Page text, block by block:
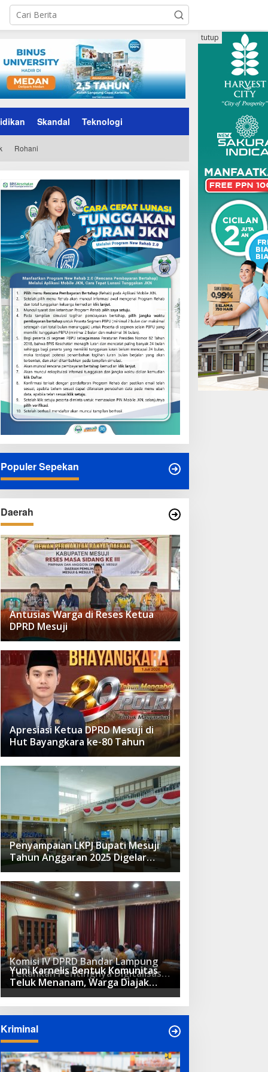
Skandal Teknologi
Rohani
tutup
RB Tegaskan WFA
ASN Hanya Opsional,
Kewajiban
Presiden Prabowo Resmi
Mulai Proyek Raksasa
Baterai Kendaraan Listrik
Senilai Rp95,5 Triliun
Populer Sepekan
Daerah
Antusias Warga di Reses Ketua
DPRD Mesuji
Apresiasi Ketua DPRD Mesuji di
Hut Bayangkara ke-80 Tahun
Penyampaian LKPJ Bupati Mesuji
Tahun Anggaran 2025 Digelar
dalam Rapat Paripurna DPRD
Komisi IV DPRD Bandar Lampung
Tekankan Pentingnya Digitalisasi
Sekolah Dasar
Yuni Karnelis Bentuk Komunitas
Teluk Menanam, Warga Diajak
Hidupkan Budaya Tanam
Kriminal